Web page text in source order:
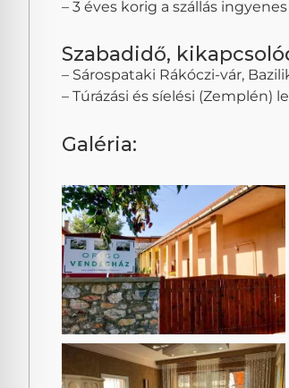
– 3 éves korig a szállás ingyenes
Szabadidő,
– Sárospataki Rákóczi-vár,
– Túrázási és síelési (Zemplén)
Galéria: